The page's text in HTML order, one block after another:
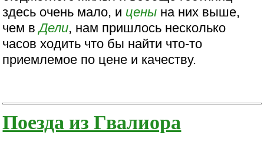
здесь очень мало, и цены на них выше,
чем вДели, нам пришлось несколько
часов ходить что бы найти что-то
приемлемое по цене и качеству.
Поезда из Гвалиора